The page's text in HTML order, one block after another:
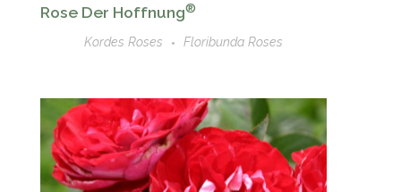
Rose Der Hoffnung®
Kordes Roses Floribunda Roses